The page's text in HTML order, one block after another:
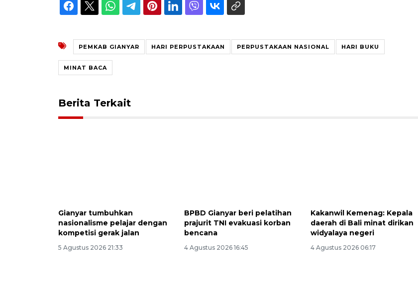
PEMKAB GIANYAR HARI PERPUSTAKAAN PERPUSTAKAAN NASIONAL HARI BUKU
MINAT BACA
Berita Terkait
Gianyar tumbuhkan
nasionalisme pelajar dengan
kompetisi gerak jalan
5 Agustus 2026 21:33
BPBD Gianyar beri pelatihan
prajurit TNI evakuasi korban
bencana
4 Agustus 2026 16:45
Kakanwil Kemenag: Kepala
daerah di Bali minat dirikan
widyalaya negeri
4 Agustus 2026 06:17